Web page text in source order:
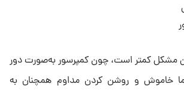
این مشکل کمتر است، چون کمپرسور به‌صورت دور
خاموش و روشن کردن مداوم همچنان به